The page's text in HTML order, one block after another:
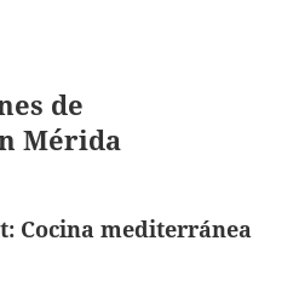
de
Mérida
Cocina mediterránea